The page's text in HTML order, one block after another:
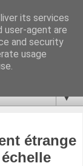
Cosmologie.
5768
▼
étrange
its services
user-agent are
and security
usage